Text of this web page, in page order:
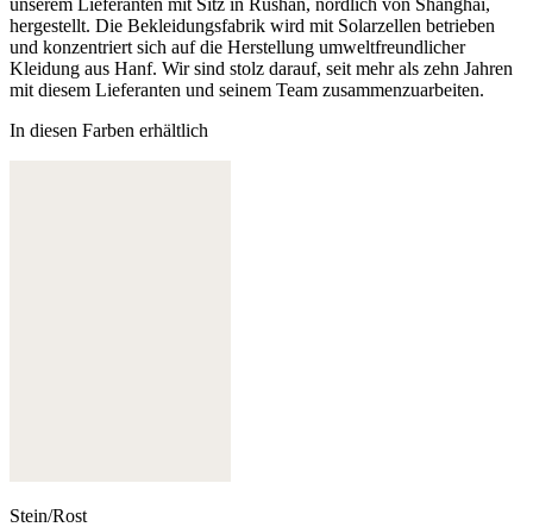
hergestellt. Die Bekleidungsfabrik wird mit Solarzellen betrieben
und konzentriert sich auf die Herstellung umweltfreundlicher
Kleidung aus Hanf. Wir sind stolz darauf, seit mehr als zehn Jahren
mit diesem Lieferanten und seinem Team zusammenzuarbeiten.
In diesen Farben erhältlich
Stein/Rost